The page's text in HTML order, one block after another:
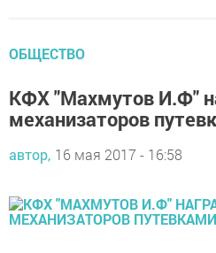
ОБЩЕСТВО
КФХ "Махмутов И.Ф"
механизаторов
автор, 16 мая 2017 - 16:58